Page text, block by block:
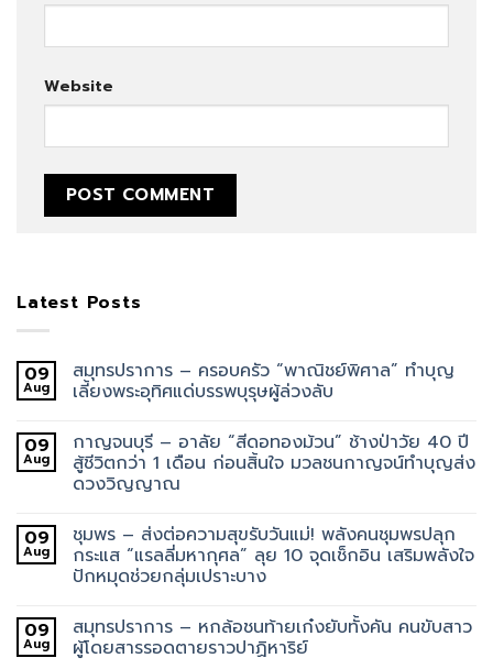
Website
Latest Posts
09
Aug
สมุทรปราการ – ครอบครัว “พาณิชย์พิศาล” ทำบุญ
เลี้ยงพระอุทิศแด่บรรพบุรุษผู้ล่วงลับ
09
Aug
กาญจนบุรี – อาลัย “สีดอทองม้วน” ช้างป่าวัย 40 ปี
สู้ชีวิตกว่า 1 เดือน ก่อนสิ้นใจ มวลชนกาญจน์ทำบุญส่ง
ดวงวิญญาณ
09
Aug
ชุมพร – ส่งต่อความสุขรับวันแม่! พลังคนชุมพรปลุก
กระแส “แรลลี่มหากุศล” ลุย 10 จุดเช็กอิน เสริมพลังใจ
ปักหมุดช่วยกลุ่มเปราะบาง
09
Aug
สมุทรปราการ – หกล้อชนท้ายเก๋งยับทั้งคัน คนขับสาว
ผู้โดยสารรอดตายราวปาฏิหาริย์